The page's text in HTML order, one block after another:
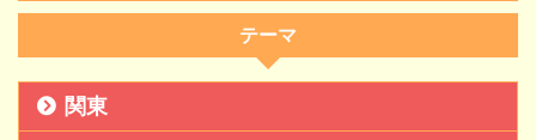
テーマ
関東